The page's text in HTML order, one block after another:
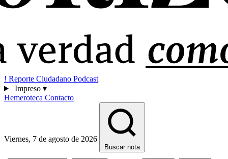
! Reporte Ciudadano Podcast
Impreso ▾
Hemeroteca Contacto
Viernes, 7 de agosto de 2026
Buscar nota